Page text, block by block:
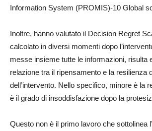
Information System (PROMIS)-10 Global
Inoltre, hanno valutato il Decision Regret
calcolato in diversi momenti dopo
messe insieme tutte le informazioni, risulta
relazione tra il ripensamento e la resilienza
dell’intervento. Nello specifico, minore è la
è il grado di insoddisfazione dopo la
Questo non è il primo lavoro che sottolinea